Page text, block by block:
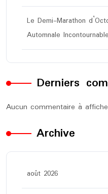
Le Demi-Marathon
Automnale Incontournable
Derniers
Aucun commentaire à
Archive
août 2026